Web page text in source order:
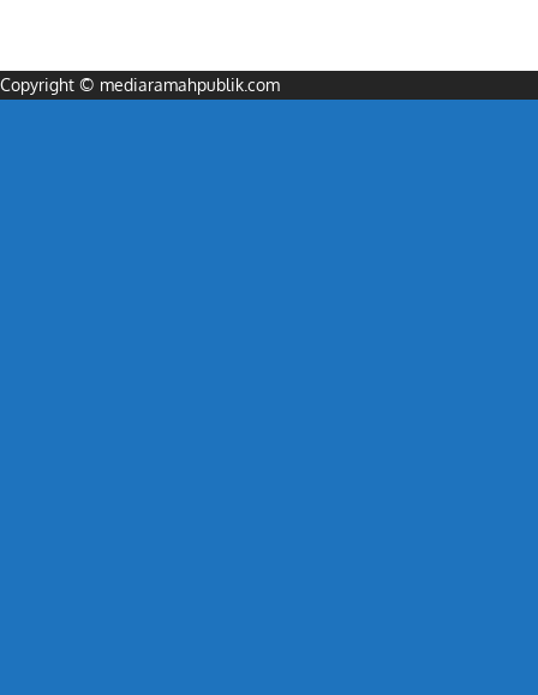
Copyright © mediaramahpublik.com